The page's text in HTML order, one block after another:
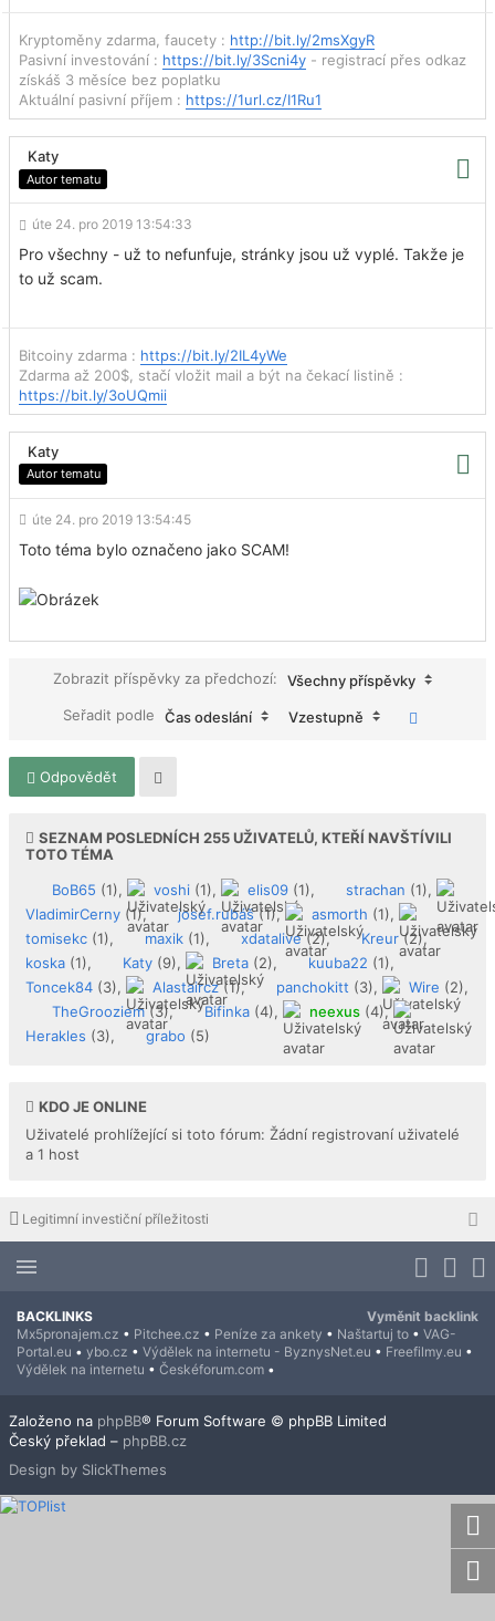
Kryptoměny zdarma, faucety : http://bit.ly/2msXgyR
Pasivní investování : https://bit.ly/3Scni4y - registrací přes odkaz
získáš 3 měsíce bez poplatku
Aktuální pasivní příjem : https://1url.cz/I1Ru1
Katy
Autor tematu
úte 24. pro 2019 13:54:33
Pro všechny - už to nefunfuje, stránky jsou už vyplé. Takže je
to už scam.
Bitcoiny zdarma : https://bit.ly/2IL4yWe
Zdarma až 200$, stačí vložit mail a být na čekací listině :
https://bit.ly/3oUQmii
Katy
Autor tematu
úte 24. pro 2019 13:54:45
Toto téma bylo označeno jako SCAM!
Zobrazit příspěvky za předchozí:
Všechny příspěvky
Seřadit podle
Čas odeslání Vzestupně
Odpovědět
SEZNAM POSLEDNÍCH 255UŽIVATELŮ, KTEŘÍ NAVŠTÍVILI
TOTO TÉMA
BoB65 (1), voshi (1), elis09 (1), strachan (1),
VladimirCerny (1), josef.rubáš(1), asmorth (1),
tomisekc (1), maxik (1), xdatalive(2), Kreur(2),
koska (1), Katy (9), Breta (2), kuuba22 (1),
Toncek84 (3), Alastaircz(1), panchokitt (3), Wire (2),
TheGrooziem(3), Bifinka (4), neexus (4),
Herakles (3), grabo (5)
KDO JE ONLINE
Uživatelé prohlížející si toto fórum: Žádní registrovaní uživatelé
a 1 host
Legitimní investiční příležitosti
BACKLINKS
Vyměnit backlink
Mx5pronajem.cz • Pitchee.cz • Peníze za ankety • Naštartuj to • VAG-
Portal.eu • ybo.cz • Výdělek na internetu - ByznysNet.eu • Freefilmy.eu •
Výdělek na internetu • Českéforum.com •
Založeno na phpBB® Forum Software © phpBB Limited
Český překlad – phpBB.cz
Design by SlickThemes